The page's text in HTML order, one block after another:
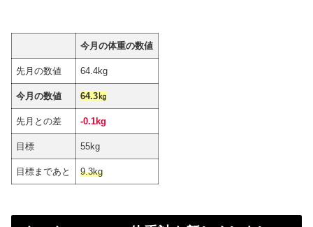
今月の体重の数値
先月の数値 64.4kg
今月の数値 64.3㎏
先月との差 -0.1kg
目標 55kg
目標まであと 9.3kg